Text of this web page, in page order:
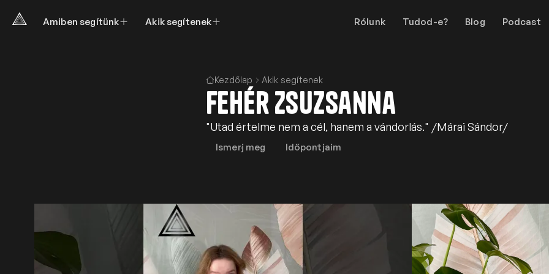
Amiben segítünk Akik segítenek Rólunk Tudod-e? Blog Podcast
Kezdőlap Akik segítenek
Fehér Zsuzsanna
"Utad értelme nem a cél, hanem a vándorlás." /Márai Sándor/
Ismerj meg Időpontjaim